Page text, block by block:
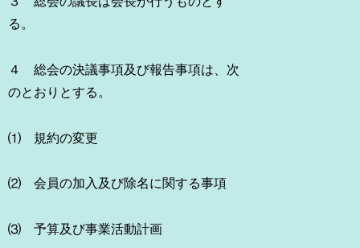
る。
４ 総会の決議事項及び報告事項は、次
のとおりとする。
⑴ 規約の変更
⑵ 会員の加入及び除名に関する事項
⑶ 予算及び事業活動計画